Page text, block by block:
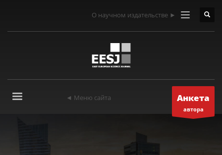
О научном издательстве ►
◄ Меню сайта Анкета
автора